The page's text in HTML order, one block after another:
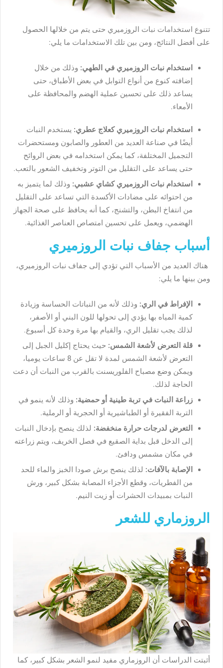
تتنوع استخدامات نبات الروزميري حتى يتم من خلالها الحصول
على أفضل النتائج، ومن بين تلك الاستخدامات ما يلي:
استخدام نبات الروزميري في الطهي: وذلك من خلال
إضافته كنوع من أنواع التوابل في بعض الأطباق، حتى
يساعد ذلك على تحسين عملية الهضم والمحافظة على
الأمعاء.
استخدام نبات الروزميري كعلاج عطري: يستخدم النبات
أيضًا في صناعة العديد من العطور والصابون ومستحضرات
التجميل المختلفة، كما يمكن استخدامه في بعض الروائح
حتى يساعد على التقليل من التوتر وتخفيف الشعور بالتعب.
استخدام نبات الروزميري كشاي عشبي: وذلك لما يتميز به
من احتوائه على مضادات الأكسدة التي تساعد على التقليل
من انتفاخ البطن، والتشنج، كما أنه يحافظ على صحة الجهاز
الهضمي، ويعمل على تحسين امتصاص العناصر الغذائية.
أسباب جفاف نبات الروزميري
هناك العديد من الأسباب التي تؤدي إلى جفاف نبات الروزميري،
ومن بينها ما يلي:
الإفراط في الري: وذلك لأنه من النباتات الحساسة وزيادة
كمية المياه بها يؤدي إلى تحولها للون البني أو الأصفر،
لذلك يجب تقليل الري، والقيام بها مرة وحدة كل أسبوع.
قلة التعرض لأشعة الشمس: حيث يحتاج إكليل الجبل إلى
التعرض لأشعة الشمس لمدة لا تقل عن 8 ساعات يوميا،
ويمكن وضع مصباح الفلوريسنت بالقرب من النبات أن دعت
الحاجة لذلك.
زراعة النبات في تربة طينية أو حمضية: وذلك لأنه ينمو في
التربة الفقيرة أو الطباشيرية أو الحجرية أو الرملية.
التعرض لدرجات حرارة منخفضة: لذلك ينصح بإدخال النبات
إلى الدخل قبل بداية الصقيع في فصل الخريف، ويتم زراعته
في مكان مشمس ودافئ.
الإصابة بالآفات: لذلك ينصح برش صودا الخبز والماء للحد
من الفطريات، وقطع الأجزاء المصابة بشكل كبير، ورش
النبات بمبيدات الحشرات أو زيت النيم.
الروزماري للشعر
أثبتت الدراسات أن الروزماري مفيد لنمو الشعر بشكل كبير، كما